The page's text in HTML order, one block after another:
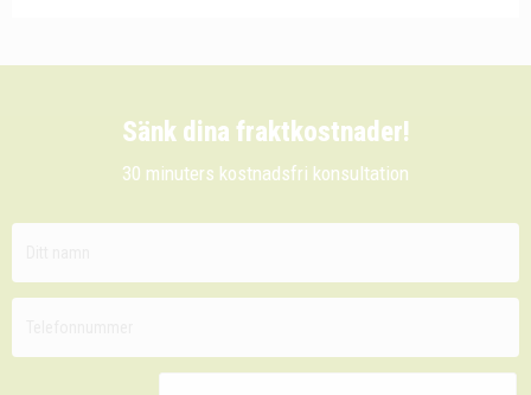
Sänk dina fraktkostnader!
30 minuters kostnadsfri konsultation